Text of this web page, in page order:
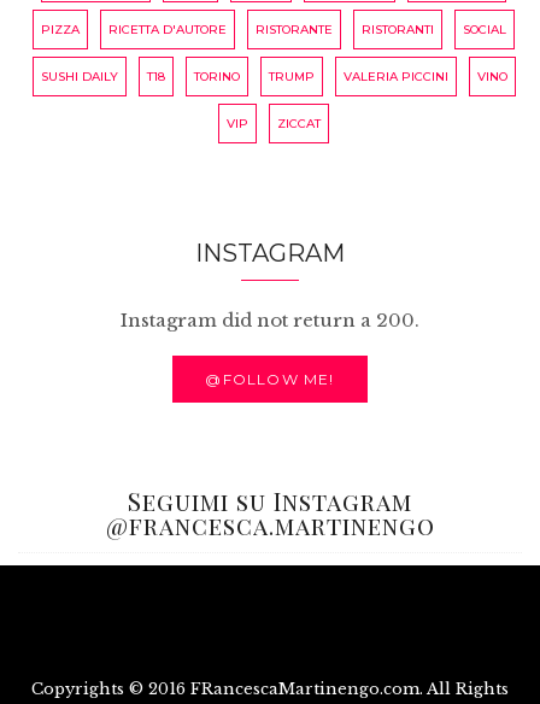
PIZZA RICETTA D'AUTORE RISTORANTE RISTORANTI SOCIAL
SUSHI DAILY T18 TORINO TRUMP VALERIA PICCINI VINO
VIP ZICCAT
INSTAGRAM
Instagram did not return a 200.
@FOLLOW ME!
Seguimi su Instagram
@francesca.martinengo
Copyrights © 2016 FRancescaMartinengo.com. All Rights